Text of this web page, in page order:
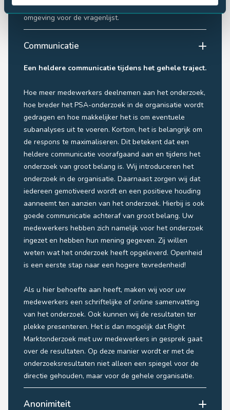
wij een professionele en representatieve online
omgeving voor de vragenlijst.
Communicatie
Een heldere communicatie tijdens het gehele traject.
Hoe meer medewerkers deelnemen aan het onderzoek,
hoe breder het PSA-onderzoek in de organisatie wordt
gedragen en hoe makkelijker het is om eventuele
subanalyses uit te voeren. Kortom, het is belangrijk om
de respons te maximaliseren. Dit betekent dat een
heldere communicatie voorafgaand aan en tijdens het
onderzoek van groot belang is. Wij introduceren het
onderzoek in de organisatie. Daarnaast zorgen wij dat
iedereen gemotiveerd wordt en een positieve houding
aanneemt ten aanzien van het onderzoek. Hierbij is ook
goede communicatie achteraf van groot belang. Uw
medewerkers hebben zich namelijk voor het onderzoek
ingezet en hebben hun mening gegeven. Zij willen
weten wat het onderzoek heeft opgeleverd. Openheid
is een eerste stap naar een hogere tevredenheid!
Als u hier behoefte aan heeft, maken wij voor uw
medewerkers een schriftelijke of online samenvatting
van het onderzoek. Ook kunnen wij de resultaten ter
plekke presenteren. Het is dan mogelijk dat Right
Marktonderzoek met uw medewerkers in gesprek gaat
over de resultaten. Op deze manier wordt er met de
onderzoeksresultaten niet alleen een spiegel voor de
directie gehouden, maar voor de gehele organisatie.
Anonimiteit